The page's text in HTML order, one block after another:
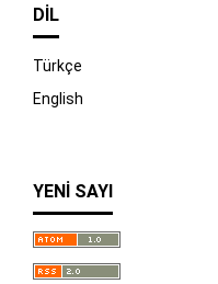
DIL
Türkçe
English
YENI SAYI